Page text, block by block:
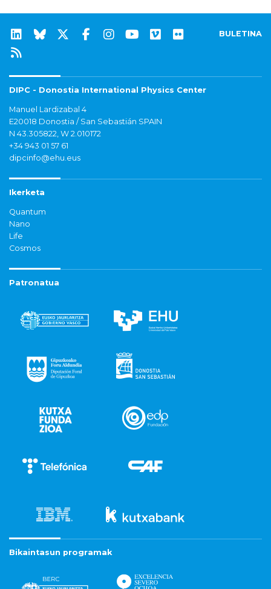
BULETINA
DIPC - Donostia International Physics Center
Manuel Lardizabal 4
E20018 Donostia / San Sebastián SPAIN
N 43.305822, W 2.010172
+34 943 01 57 61
dipcinfo@ehu.eus
Ikerketa
Quantum
Nano
Life
Cosmos
Patronatua
Bikaintasun programak